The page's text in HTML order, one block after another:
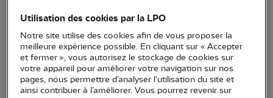
Reportée en raison de la vigilance vent violent , au
15 décembreRepérer, identifier, compter. S'initier
aux sciences participatives. Découverte
du comptage des oiseaux hivernants.
Nos amis les chiens ne sont pas autorisés par
Utilisation des cookies par la LPO
Notre site utilise des cookies afin de vous proposer la
meilleure expérience possible. En cliquant sur « Accepter
et fermer », vous autorisez le stockage de cookies sur
votre appareil pour améliorer votre navigation sur nos
pages, nous permettre d’analyser l’utilisation du site et
ainsi contribuer à l’améliorer. Vous pourrez revenir sur